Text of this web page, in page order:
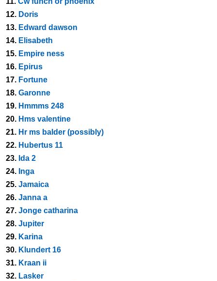
12. Doris
13. Edward dawson
14. Elisabeth
15. Empire ness
16. Epirus
17. Fortune
18. Garonne
19. Hmmms 248
20. Hms valentine
21. Hr ms balder (possibly)
22. Hubertus 11
23. Ida 2
24. Inga
25. Jamaica
26. Janna a
27. Jonge catharina
28. Jupiter
29. Karina
30. Klundert 16
31. Kraan ii
32. Lasker